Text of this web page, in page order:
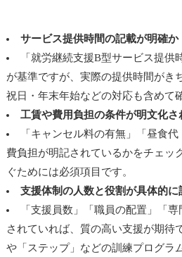
サービス提供時間の記載が明確か
「就労継続支援B型サービス提供
が基準ですが、実際の提供時間がき
祝日・年末年始などの対応も含めて
工賃や費用負担の条件が明文化さ
「キャンセル料の有無」「昼食
費負担が明記されているかをチェッ
ぐためには必須項目です。
支援体制の人数と役割が具体的
「支援員数」「職員の配置」「
されていれば、質の高い支援が期待
や「ステップ」などの訓練プログラ